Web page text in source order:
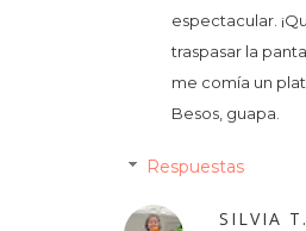
espectacular.
traspasar la
me comía un
Besos, guapa.
Respuestas
SILVIA